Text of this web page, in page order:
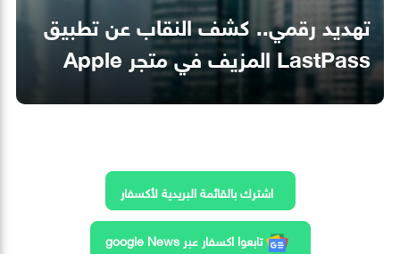
تهديد رقمي.. كشف النقاب عن تطبيق
LastPass المزيف في متجر Apple
اشترك بالقائمة البريدية لأكسفار
تابعوا اكسفار عبر google News